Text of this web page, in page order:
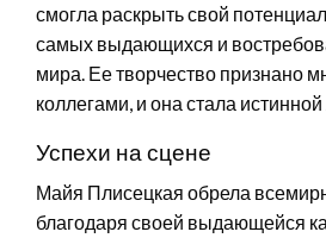
смогла раскрыть свой
самых выдающихся и
мира. Ее творчество признано
коллегами, и она стала
Успехи на сцене
Майя Плисецкая обрела
благодаря своей выдающейся